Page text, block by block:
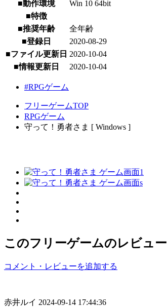
■動作環境
Win 10 64bit
■特徴
■推奨年齢
全年齢
■登録日
2020-08-29
■ファイル更新日 2020-10-04
■情報更新日
2020-10-04
#RPGゲーム
フリーゲームTOP
RPGゲーム
守って！勇者さま [ Windows ]
このフリーゲームのレビュー
コメント・レビューを追加する
赤井ルイ 2024-09-14 17:44:36